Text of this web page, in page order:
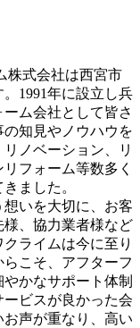
株式会社は西宮市
1991年に設立し兵
ム会社として皆さ
知見やノウハウを
ノベーション、リ
フォーム等数多く
ました。
想いを大切に、お客
、協力業者様など
ライムは今に至り
こそ、アフターフ
かなサポート体制
ビスが良かった会
声が重なり、高い